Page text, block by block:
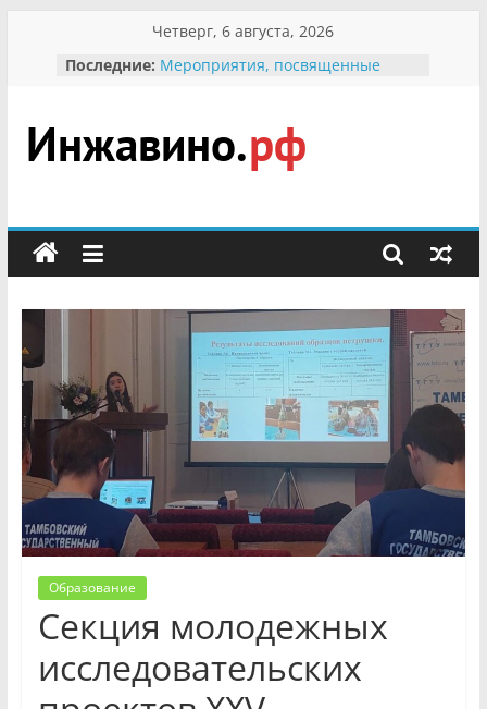
содержимому
Четверг, 6 августа, 2026
Последние: Мероприятия, посвященные
гражданин Инжавинского округа»
участнице Великой
Отечественной, фронтовичке
Безопасность в сети Интернет
мероприятии «Сохраним
первоцветы!»
В вольере Воронинского
заповедника родились крапчатые
суслики
Инжавино.рф
сельский
портал
Образование
Секция молодежных
исследовательских